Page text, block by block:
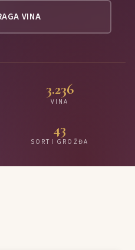
VINA
3.236
VINA
43
SORTI GROŽĐA